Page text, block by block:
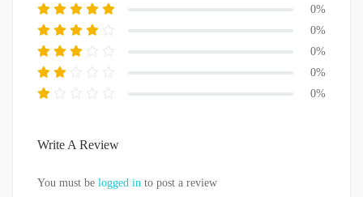
0%
0%
0%
0%
0%
Write A Review
You must be logged in to post a review